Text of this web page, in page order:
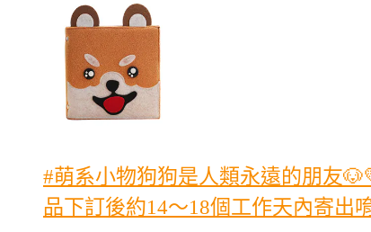
#萌系小物狗狗是人類永遠的朋友
品下訂後約14～18個工作天內寄出